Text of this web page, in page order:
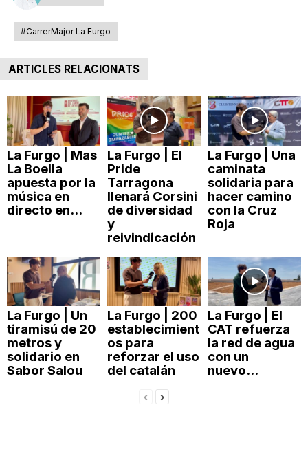
#CarrerMajor La Furgo
ARTICLES RELACIONATS
La Furgo | Mas
La Boella
apuesta por la
música en
directo en...
La Furgo | El
Pride
Tarragona
llenará Corsini
de diversidad
y
reivindicación
La Furgo | Una
caminata
solidaria para
hacer camino
con la Cruz
Roja
La Furgo | Un
tiramisú de 20
metros y
solidario en
Sabor Salou
La Furgo | 200
establecimient
os para
reforzar el uso
del catalán
La Furgo | El
CAT refuerza
la red de agua
con un
nuevo...